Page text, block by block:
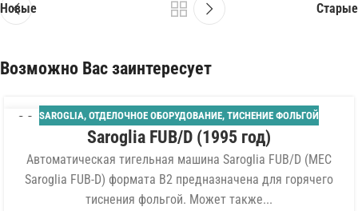
Новые Старые
Возможно Вас заинтересует
30 SAROGLIA, ОТДЕЛОЧНОЕ ОБОРУДОВАНИЕ, ТИСНЕНИЕ ФОЛЬГОЙ
Saroglia FUB/D (1995 год)
Автоматическая тигельная машина Saroglia FUB/D (MEC
Saroglia FUB-D) формата B2 предназначена для горячего
тиснения фольгой. Может также...